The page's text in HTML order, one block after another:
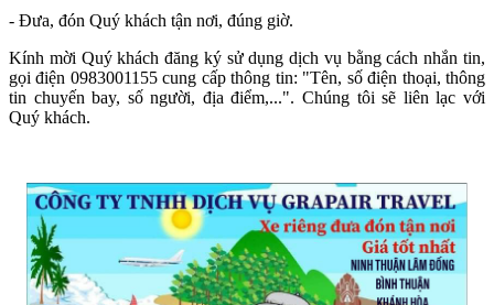
- Đưa, đón Quý khách tận nơi, đúng giờ.
Kính mời Quý khách đăng ký sử dụng dịch vụ bằng cách nhắn tin,
gọi điện 0983001155 cung cấp thông tin: "Tên, số điện thoại, thông
tin chuyến bay, số người, địa điểm,...". Chúng tôi sẽ liên lạc với
Quý khách.